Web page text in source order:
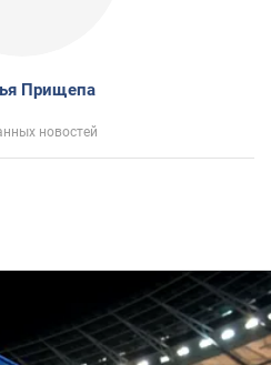
Прищепа
новостей